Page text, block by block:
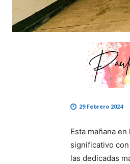
29 Febrero 2024
Esta mañana
significativo
las dedicadas